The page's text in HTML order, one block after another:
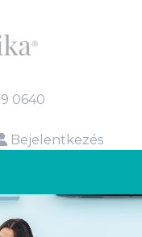
0640
Bejelentkezés